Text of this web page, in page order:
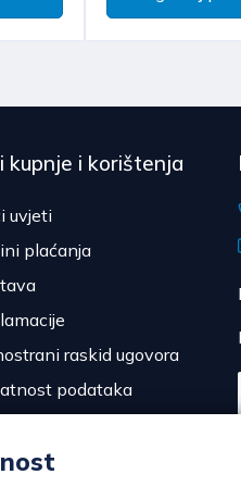
kupnje i korištenja
uvjeti
plaćanja
raskid ugovora
podataka